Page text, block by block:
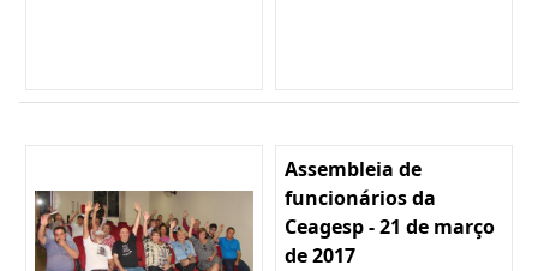
Assembleia de
funcionários da
Ceagesp - 21 de março
de 2017